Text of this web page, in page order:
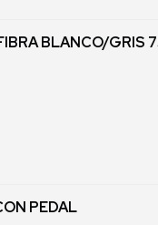
BLANCO/GRIS
PEDAL